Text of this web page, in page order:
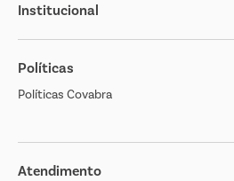
Institucional
Sobre o Covabra
Nossas Lojas
Cliente Bem Estar
Jornal de Ofertas
Políticas
Políticas Covabra
Atendimento